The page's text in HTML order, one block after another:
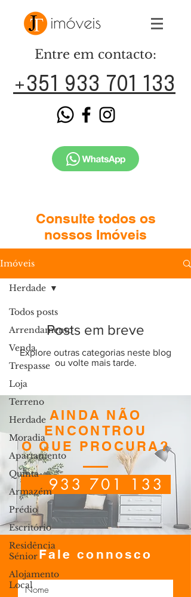
Entre em contacto:
+351 933 701 133
Consulte todos os
nossos Imóveis
Imóveis
Todos posts
Arrendamento
Venda
Trespasse
Loja
Terreno
Herdade
Moradia
Apartamento
Quinta
Armazém
Prédio
Escritório
Residência
Sénior
Alojamento
Local
Herdade
Posts em breve
Explore outras categorias neste blog
ou volte mais tarde.
AINDA NÃO
ENCONTROU
O QUE PROCURA?
933 701 133
Fale connosco